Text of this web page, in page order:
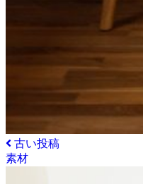
古い投稿
素材